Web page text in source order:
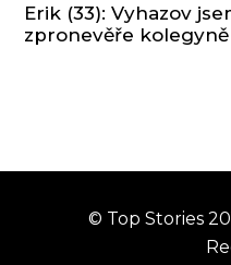
Erik (33): Vyhazov
zpronevěře kolegyně
© Top Stories